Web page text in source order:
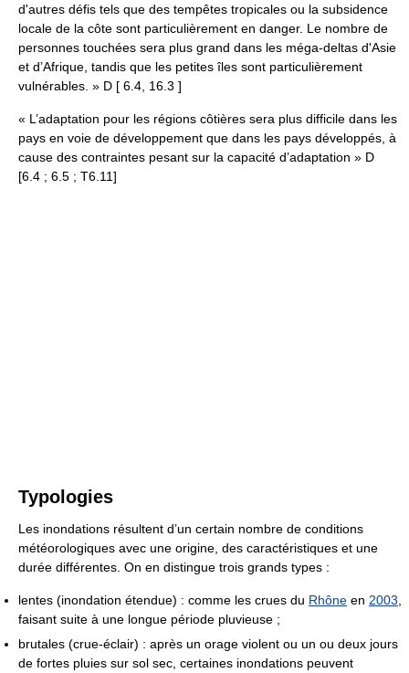
d'autres défis tels que des tempêtes tropicales ou la subsidence
locale de la côte sont particulièrement en danger. Le nombre de
personnes touchées sera plus grand dans les méga-deltas d'Asie
et d’Afrique, tandis que les petites îles sont particulièrement
vulnérables. » D [ 6.4, 16.3 ]
« L’adaptation pour les régions côtières sera plus difficile dans les
pays en voie de développement que dans les pays développés, à
cause des contraintes pesant sur la capacité d’adaptation » D
[6.4 ; 6.5 ; T6.11]
Typologies
Les inondations résultent d’un certain nombre de conditions
météorologiques avec une origine, des caractéristiques et une
durée différentes. On en distingue trois grands types :
lentes (inondation étendue) : comme les crues du Rhône en 2003
faisant suite à une longue période pluvieuse ;
brutales (crue-éclair) : après un orage violent ou un ou deux jours
de fortes pluies sur sol sec, certaines inondations peuvent